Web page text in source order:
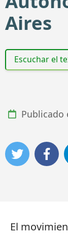
Aires
Escuchar el
Publicado
El